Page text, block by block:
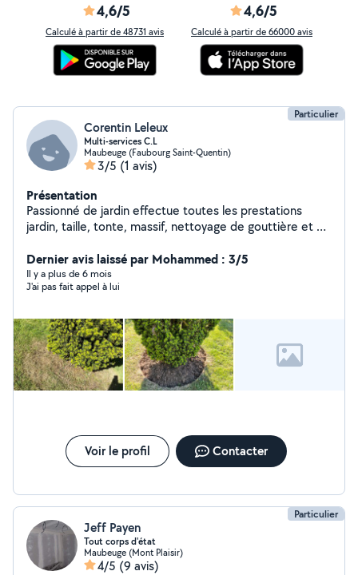
4,6/5
Calculé à partir de 48731 avis
4,6/5
Calculé à partir de 66000 avis
Particulier
Corentin Leleux
Multi-services C.L
Maubeuge (Faubourg Saint-Quentin)
3/5 (1 avis)
Présentation
Passionné de jardin effectue toutes les prestations
jardin, taille, tonte, massif, nettoyage de gouttière et de
Matériels électrique sur batterie pour moins de
nuisance sonore et 0 émission de CO2.
Dernier avis laissé par Mohammed : 3/5
Il y a plus de 6 mois
J'ai pas fait appel à lui
Voir le profil Contacter
Particulier
Jeff Payen
Tout corps d'état
Maubeuge (Mont Plaisir)
4/5 (9 avis)